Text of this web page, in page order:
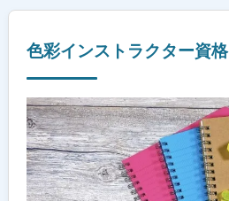
色彩インストラクター資格